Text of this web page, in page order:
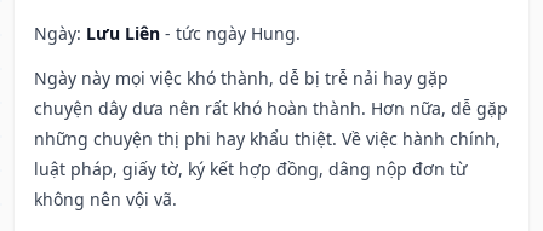
Ngày: Lưu Liên - tức ngày Hung.
Ngày này mọi việc khó thành, dễ bị trễ nải hay gặp
chuyện dây dưa nên rất khó hoàn thành. Hơn nữa, dễ gặp
những chuyện thị phi hay khẩu thiệt. Về việc hành chính,
luật pháp, giấy tờ, ký kết hợp đồng, dâng nộp đơn từ
không nên vội vã.